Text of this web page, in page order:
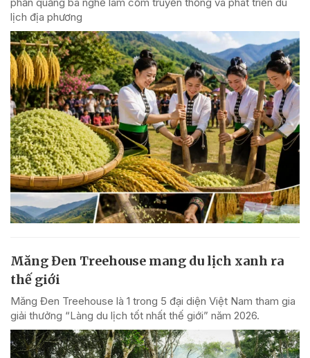
lịch địa phương
Măng Đen Treehouse mang du lịch xanh ra
thế giới
Măng Đen Treehouse là 1 trong 5 đại diện Việt Nam tham gia
giải thưởng “Làng du lịch tốt nhất thế giới” năm 2026.